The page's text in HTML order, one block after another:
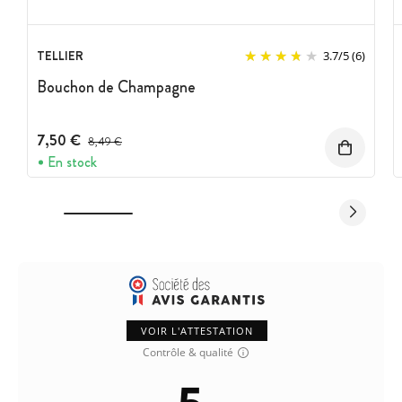
TELLIER 3.7/5(6)
Bouchon de Champagne
7,50 € Prix avant réduction :
8,49 €
En stock
VOIR L'ATTESTATION
Contrôle & qualité